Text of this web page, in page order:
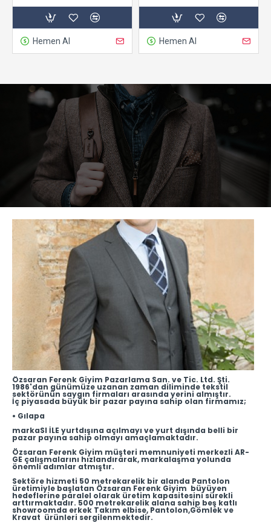
Hemen Al Hemen Al
Özsaran Ferenk Giyim Pazarlama San. ve Tic. Ltd. Şti.
1986'dan günümüze uzanan zaman diliminde tekstil
sektörünün saygın firmaları arasında yerini almıştır.
İç piyasada büyük bir pazar payına sahip olan firmamız;
• Gılapa
markaSI İLE yurtdışına açılmayı ve yurt dışında belli bir
pazar payına sahip olmayı amaçlamaktadır.
Özsaran Ferenk Giyim müşteri memnuniyeti merkezli AR-
GE çalışmalarını hızlandırarak, markalaşma yolunda
önemli adımlar atmıştır.
Sektöre hizmeti 50 metrekarelik bir alanda Pantolon
üretimiyle başlatan Özsaran Ferenk Giyim büyüyen
hedeflerine paralel olarak üretim kapasitesini sürekli
arttırmaktadır. 500 metrekarelik alana sahip beş katlı
showroomda erkek Takım elbise, Pantolon,Gömlek ve
Kravat ürünleri sergilenmektedir.